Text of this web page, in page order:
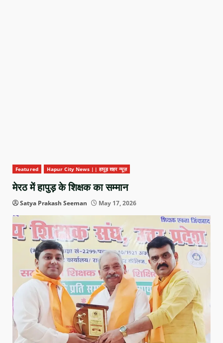
Featured Hapur City News || हापुड़ शहर न्यूज़
मेरठ में हापुड़ के शिक्षक का सम्मान
Satya Prakash Seeman May 17, 2026